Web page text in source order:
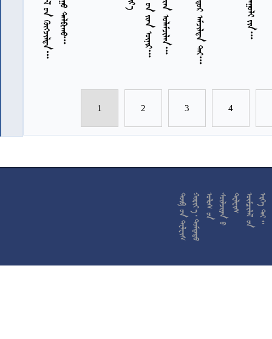
7
7
7 7
7
7
1 2 3 4










































































































